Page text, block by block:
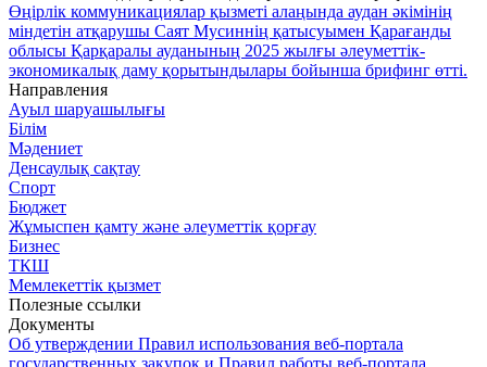
Өңірлік коммуникациялар қызметі алаңында аудан әкімінің
міндетін атқарушы Саят Мусиннің қатысуымен Қарағанды
облысы Қарқаралы ауданының 2025 жылғы әлеуметтік-
экономикалық даму қорытындылары бойынша брифинг өтті.
Направления
Ауыл шаруашылығы
Білім
Мәдениет
Денсаулық сақтау
Спорт
Бюджет
Жұмыспен қамту және әлеуметтік қорғау
Бизнес
ТКШ
Мемлекеттік қызмет
Полезные ссылки
Документы
Об утверждении Правил использования веб-портала
государственных закупок и Правил работы веб-портала